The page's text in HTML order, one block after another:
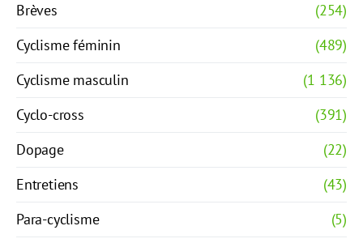
Brèves
(254)
Cyclisme féminin
(489)
Cyclisme masculin
(1 136)
Cyclo-cross
(391)
Dopage
(22)
Entretiens
(43)
Para-cyclisme
(5)